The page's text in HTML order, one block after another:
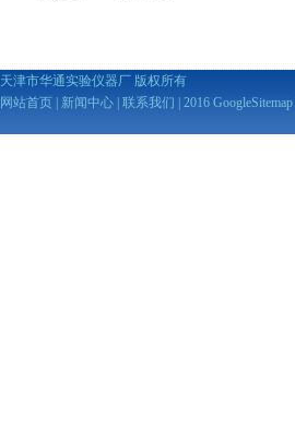
天津市华通实验仪器厂 版权所有
网站首页
新闻中心 联系我们 | 2016 GoogleSitemap